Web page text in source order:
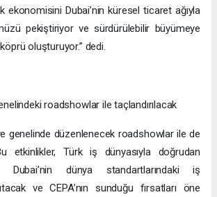
ekonomisini Dubai’nin küresel ticaret ağıyla
pekiştiriyor ve sürdürülebilir büyümeye
oluşturuyor.” dedi.
roadshowlar ile taçlandırılacak
genelinde düzenlenecek roadshowlar ile de
etkinlikler, Türk iş dünyasıyla doğrudan
Dubai’nin dünya standartlarındaki iş
ve CEPA’nın sunduğu fırsatları öne